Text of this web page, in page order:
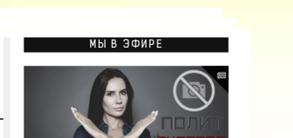
МЫ В ЭФИРЕ